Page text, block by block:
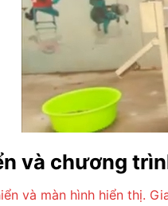
và chương
và màn hình hiển thị.